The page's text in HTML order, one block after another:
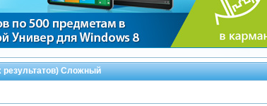
результатов) Сложный